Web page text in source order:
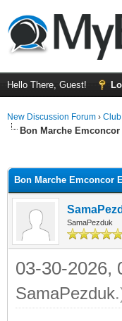
Hello There, Guest!
New Discussion Forum ›
Bon Marche
Bon Marche Emconcor
SamaPezduk
03-30-2026,
SamaPezduk